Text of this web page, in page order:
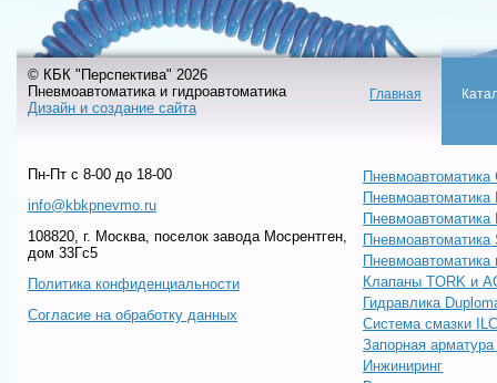
© КБК "Перспектива" 2026
Пневмоавтоматика и гидроавтоматика
Дизайн и создание сайта
Главная
Пн-Пт c 8-00 до 18-00
info@kbkpnevmo.ru
108820, г. Москва, поселок завода Мосрентген,
дом 33Гс5
Политика конфиденциальности
Согласие на обработку данных
Пневмоавтоматика
Пневмоавтоматика
Пневмоавтоматика
Пневмоавтоматика
Клапаны TORK и
Гидравлика
Система смазки ILC
Запорная
Инжиниринг